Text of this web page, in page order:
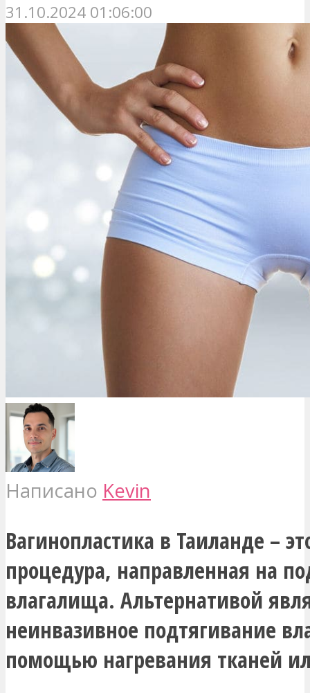
31.10.2024 01:06:00
Написано Kevin
Вагинопластика в Таиланде –
процедура, направленная на
влагалища. Альтернативой
неинвазивное подтягивание
помощью нагревания тканей